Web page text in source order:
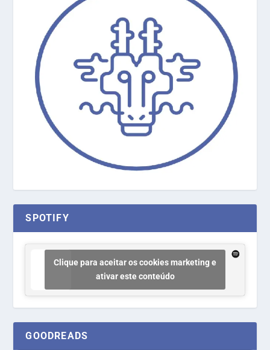
SPOTIFY
Clique para aceitar os cookies marketing e
ativar este conteúdo
GOODREADS